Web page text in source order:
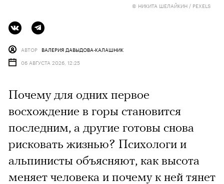
© НИКИТА ШЕЛАЙКИН / PEXELS
АВТОР ВАЛЕРИЯ ДАВЫДОВА-КАЛАШНИК
06 АВГУСТА 2026, 12:25
Почему для одних первое
восхождение в горы становится
последним, а другие готовы снова
рисковать жизнью? Психологи и
альпинисты объясняют, как высота
меняет человека и почему к ней тянет